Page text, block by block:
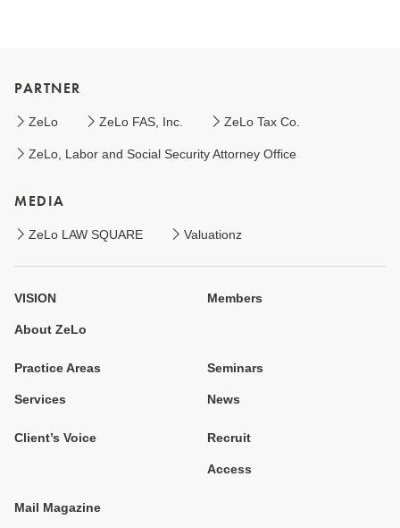
PARTNER
ZeLo ZeLo FAS, Inc. ZeLo Tax Co.
ZeLo, Labor and Social Security Attorney Office
MEDIA
ZeLo LAW SQUARE Valuationz
VISION
About ZeLo
Members
Practice Areas
Services
Seminars
News
Client’s Voice Recruit
Access
Mail Magazine